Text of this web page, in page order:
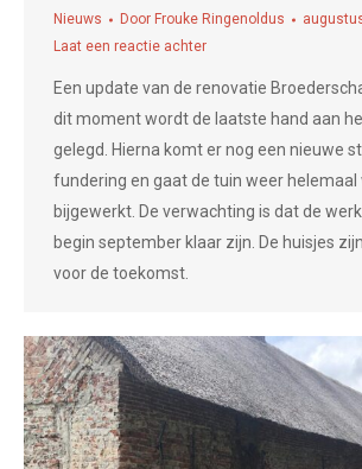
Nieuws Door Frouke Ringenoldus
Laat een reactie achter
Een update van de renovatie
dit moment wordt de laatste hand aan
gelegd. Hierna komt er nog een nieuwe
fundering en gaat de tuin weer helemaal
bijgewerkt. De verwachting is dat de
begin september klaar zijn. De huisjes
voor de toekomst.